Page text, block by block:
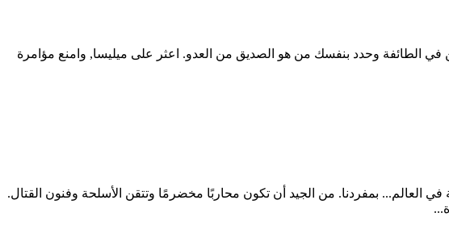
الطائفة وحدد بنفسك من هو الصديق من العدو. اعثر على ميليسا, وامنع مؤامرة
العالم... بمفردنا. من الجيد أن تكون محاربًا مخضرمًا وتتقن الأسلحة وفنون القتال.